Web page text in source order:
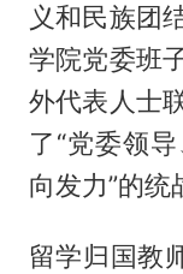
义和民族团
学院党委班
外代表人士
了“党委领
向发力”的统
留学归国教